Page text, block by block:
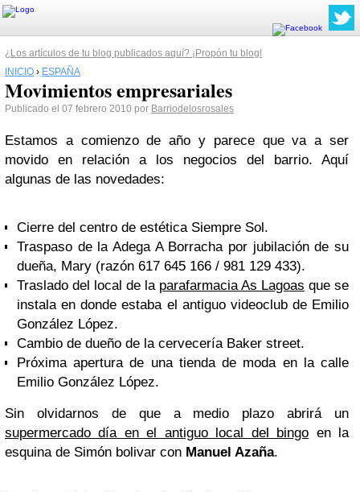
¿Los artículos de tu blog publicados aquí? ¡Propón tu blog!
INICIO › ESPAÑA
Movimientos empresariales
Publicado el 07 febrero 2010 por Barriodelosrosales
Estamos a comienzo de año y parece que va a ser
movido en relación a los negocios del barrio. Aquí
algunas de las novedades:
Cierre del centro de estética Siempre Sol.
Traspaso de la Adega A Borracha por jubilación de su
dueña, Mary (razón 617 645 166 / 981 129 433).
Traslado del local de la parafarmacia As Lagoas que se
instala en donde estaba el antiguo videoclub de Emilio
González López.
Cambio de dueño de la cervecería Baker street.
Próxima apertura de una tienda de moda en la calle
Emilio González López.
Sin olvidarnos de que a medio plazo abrirá un
supermercado día en el antiguo local del bingo en la
esquina de Simón bolivar con Manuel Azaña.